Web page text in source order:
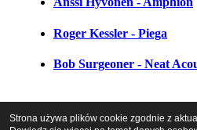
Roger Kessler - Piega
Bob Surgeoner - Neat
Vintage
Strona używa plików cookie zgodnie z